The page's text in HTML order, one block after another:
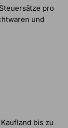
pro
und
bis zu